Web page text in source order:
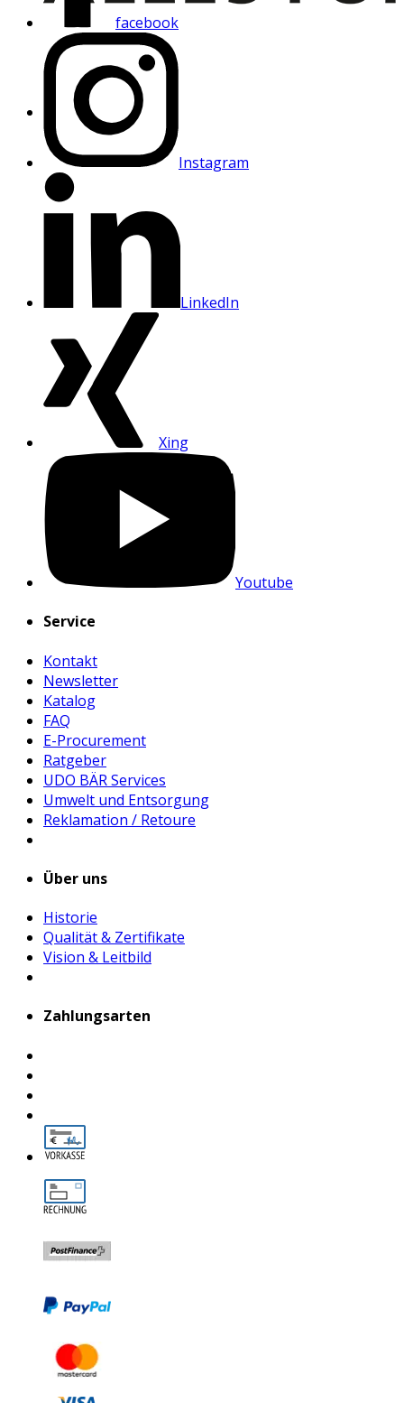
facebook
Instagram
LinkedIn
Xing
Youtube
Service
Kontakt
Newsletter
Katalog
FAQ
E-Procurement
Ratgeber
UDO BÄR Services
Umwelt und Entsorgung
Reklamation / Retoure
Über uns
Historie
Qualität & Zertifikate
Vision & Leitbild
Zahlungsarten